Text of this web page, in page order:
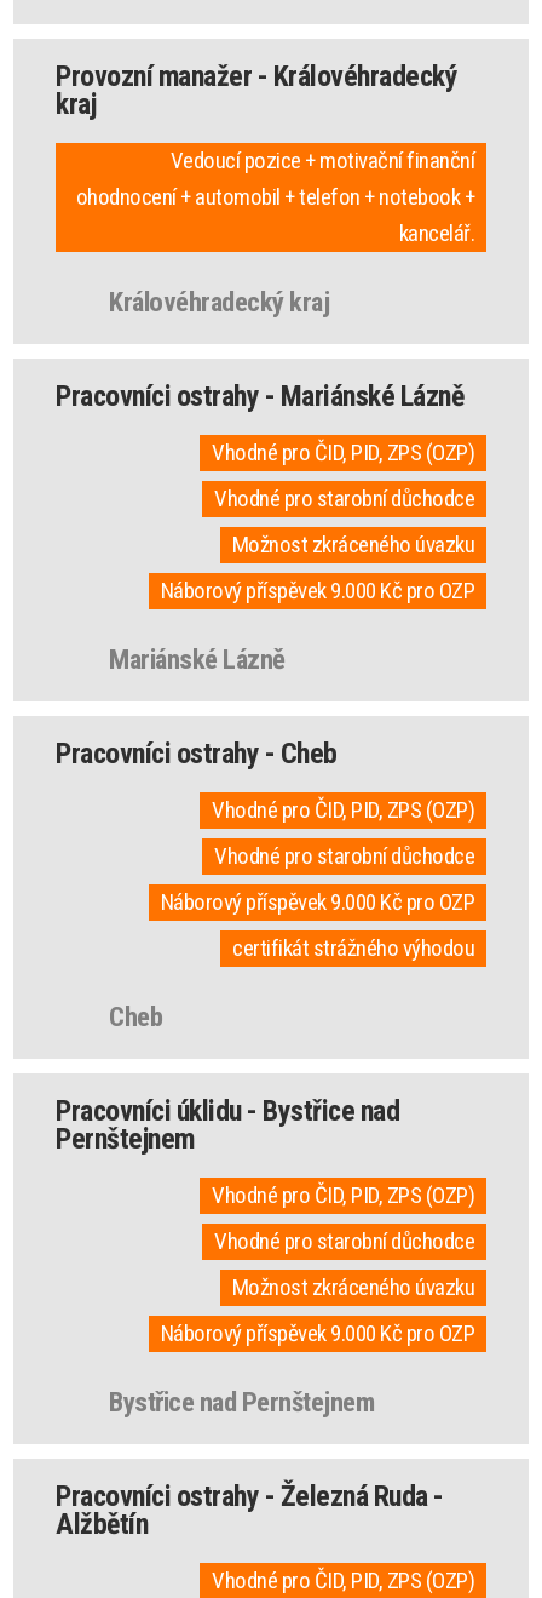
Provozní manažer - Královéhradecký
kraj
Vedoucí pozice + motivační finanční
ohodnocení + automobil + telefon + notebook +
kancelář.
Královéhradecký kraj
Pracovníci ostrahy - Mariánské Lázně
Vhodné pro ČID, PID, ZPS (OZP)
Vhodné pro starobní důchodce
Možnost zkráceného úvazku
Náborový příspěvek 9.000 Kč pro OZP
Mariánské Lázně
Pracovníci ostrahy - Cheb
Vhodné pro ČID, PID, ZPS (OZP)
Vhodné pro starobní důchodce
Náborový příspěvek 9.000 Kč pro OZP
certifikát strážného výhodou
Cheb
Pracovníci úklidu - Bystřice nad
Pernštejnem
Vhodné pro ČID, PID, ZPS (OZP)
Vhodné pro starobní důchodce
Možnost zkráceného úvazku
Náborový příspěvek 9.000 Kč pro OZP
Bystřice nad Pernštejnem
Pracovníci ostrahy - Železná Ruda -
Alžbětín
Vhodné pro ČID, PID, ZPS (OZP)